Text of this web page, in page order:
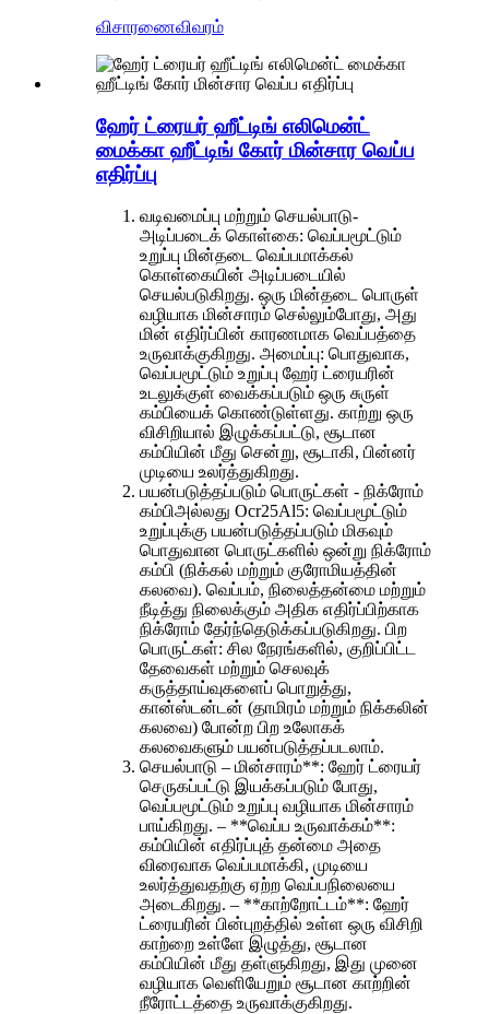
விசாரணைவிவரம்
ஹேர் ட்ரையர் ஹீட்டிங் எலிமென்ட்
மைக்கா ஹீட்டிங் கோர் மின்சார வெப்ப
எதிர்ப்பு
வடிவமைப்பு மற்றும் செயல்பாடு-
அடிப்படைக் கொள்கை: வெப்பமூட்டும்
உறுப்பு மின்தடை வெப்பமாக்கல்
கொள்கையின் அடிப்படையில்
செயல்படுகிறது. ஒரு மின்தடை பொருள்
வழியாக மின்சாரம் செல்லும்போது, ​​அது
மின் எதிர்ப்பின் காரணமாக வெப்பத்தை
உருவாக்குகிறது. அமைப்பு: பொதுவாக,
வெப்பமூட்டும் உறுப்பு ஹேர் ட்ரையரின்
உடலுக்குள் வைக்கப்படும் ஒரு சுருள்
கம்பியைக் கொண்டுள்ளது. காற்று ஒரு
விசிறியால் இழுக்கப்பட்டு, சூடான
கம்பியின் மீது சென்று, சூடாகி, பின்னர்
முடியை உலர்த்துகிறது.
பயன்படுத்தப்படும் பொருட்கள் - நிக்ரோம்
கம்பிஅல்லது Ocr25Al5: வெப்பமூட்டும்
உறுப்புக்கு பயன்படுத்தப்படும் மிகவும்
பொதுவான பொருட்களில் ஒன்று நிக்ரோம்
கம்பி (நிக்கல் மற்றும் குரோமியத்தின்
கலவை). வெப்பம், நிலைத்தன்மை மற்றும்
நீடித்து நிலைக்கும் அதிக எதிர்ப்பிற்காக
நிக்ரோம் தேர்ந்தெடுக்கப்படுகிறது. பிற
பொருட்கள்: சில நேரங்களில், குறிப்பிட்ட
தேவைகள் மற்றும் செலவுக்
கருத்தாய்வுகளைப் பொறுத்து,
கான்ஸ்டன்டன் (தாமிரம் மற்றும் நிக்கலின்
கலவை) போன்ற பிற உலோகக்
கலவைகளும் பயன்படுத்தப்படலாம்.
செயல்பாடு – மின்சாரம்**: ஹேர் ட்ரையர்
செருகப்பட்டு இயக்கப்படும் போது, ​​
வெப்பமூட்டும் உறுப்பு வழியாக மின்சாரம்
பாய்கிறது. – **வெப்ப உருவாக்கம்**:
கம்பியின் எதிர்ப்புத் தன்மை அதை
விரைவாக வெப்பமாக்கி, முடியை
உலர்த்துவதற்கு ஏற்ற வெப்பநிலையை
அடைகிறது. – **காற்றோட்டம்**: ஹேர்
ட்ரையரின் பின்புறத்தில் உள்ள ஒரு விசிறி
காற்றை உள்ளே இழுத்து, சூடான
கம்பியின் மீது தள்ளுகிறது, இது முனை
வழியாக வெளியேறும் சூடான காற்றின்
நீரோட்டத்தை உருவாக்குகிறது.